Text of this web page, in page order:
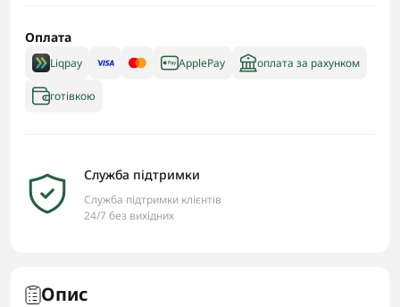
Оплата
Liqpay ApplePay оплата за рахунком
готівкою
Служба підтримки
Служба підтримки клієнтів
24/7 без вихідних
Опис